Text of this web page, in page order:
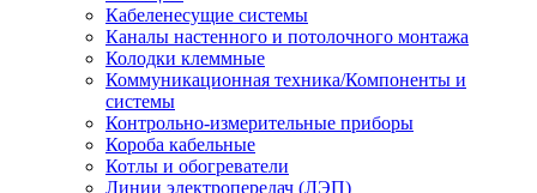
Кабеленесущие системы
Каналы настенного и потолочного монтажа
Колодки клеммные
Коммуникационная техника/Компоненты и
системы
Контрольно-измерительные приборы
Короба кабельные
Котлы и обогреватели
Линии электропередач (ЛЭП)